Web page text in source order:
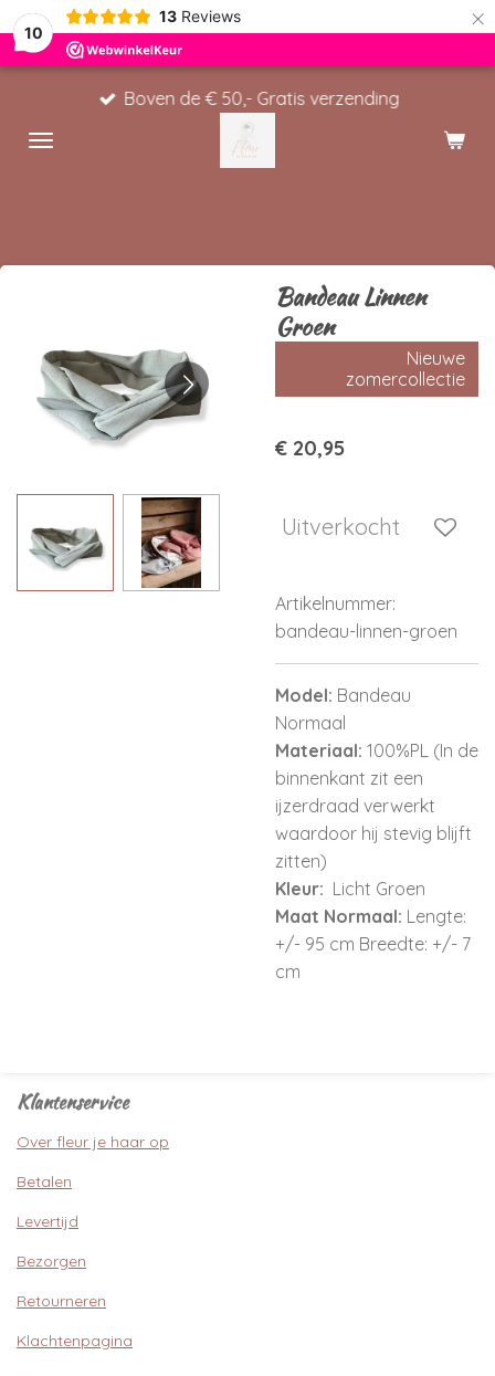
10
13 Reviews ×
Boven de € 50,- Gratis verzending
Bandeau Linnen
Groen
Nieuwe
zomercollectie
€ 20,95
Uitverkocht
Artikelnummer:
bandeau-linnen-groen
Model: Bandeau
Normaal
Materiaal: 100%PL (In de
binnenkant zit een
ijzerdraad verwerkt
waardoor hij stevig blijft
zitten)
Kleur: Licht Groen
Maat Normaal: Lengte:
+/- 95 cm Breedte: +/- 7
cm
Klantenservice
Over fleur je haar op
Betalen
Levertijd
Bezorgen
Retourneren
Klachtenpagina